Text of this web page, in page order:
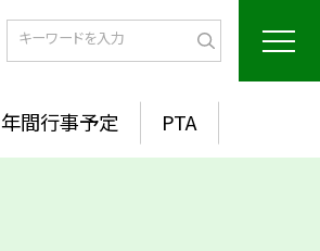
年間行事予定 PTA